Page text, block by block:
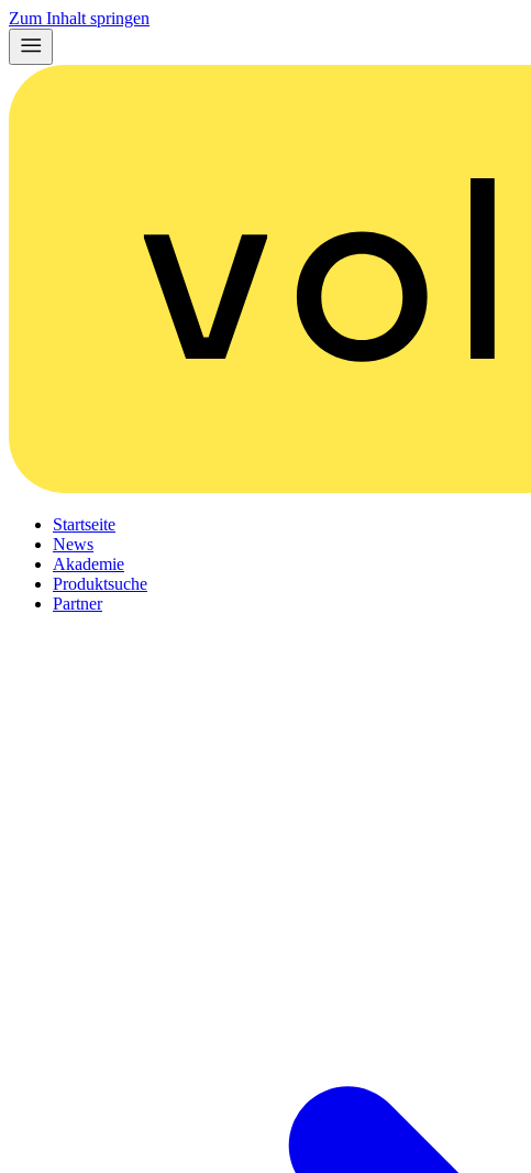
Zum Inhalt springen
Startseite
News
Akademie
Produktsuche
Partner